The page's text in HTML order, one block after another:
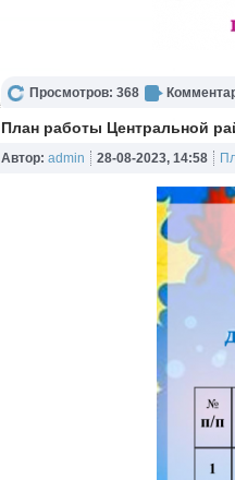
Просмотров: 368
План работы Центральной
Автор: admin 28-08-2023, 14:58